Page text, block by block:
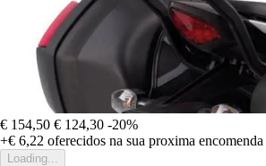
€ 154,50 € 124,30 -20%
+€ 6,22 oferecidos na sua proxima encomenda
Loading...